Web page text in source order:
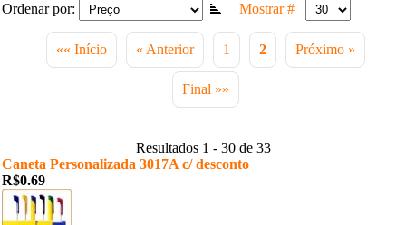
Ordenar por: Mostrar #
«« Início « Anterior 1 2 Próximo »
Final »»
Resultados 1 - 30 de 33
Caneta Personalizada 3017A c/ desconto
R$0.69